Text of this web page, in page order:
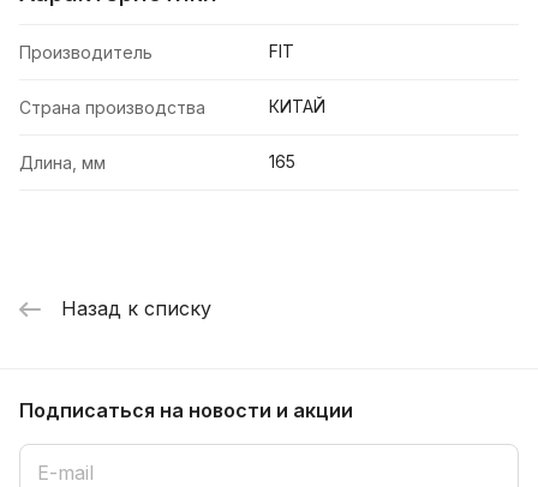
Производитель FIT
Страна производства КИТАЙ
Длина, мм 165
Назад к списку
Подписаться на новости и акции